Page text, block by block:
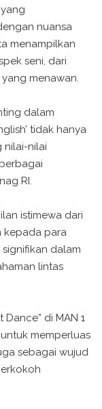
nuansa
menampilkan
seni, dari
menawan.
dalam
tidak hanya
nilai-nilai
RI.
istimewa dari
kepada para
dalam
lintas
di MAN 1
memperluas
sebagai wujud